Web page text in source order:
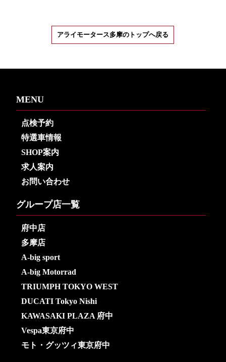
アライモータース多摩のトップへ戻る
MENU
点検予約
特選車情報
SHOP案内
求人案内
お問い合わせ
グループ店一覧
府中店
多摩店
A-big sport
A-big Motorrad
TRIUMPH TOKYO WEST
DUCATI Tokyo Nishi
KAWASAKI PLAZA 府中
Vespa東京府中
モト・グッツィ東京府中